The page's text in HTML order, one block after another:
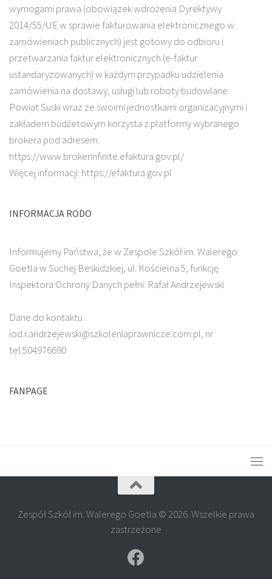
wymogami prawa (obowiązek wdrożenia Dyrektywy
2014/55/UE w sprawie fakturowania elektronicznego w
zamówieniach publicznych) jest gotowy do odbioru i
przetwarzania faktur elektronicznych (e-faktur
ustandaryzowanych) w każdym przypadku udzielenia
zamówienia na dostawy, usługi lub roboty budowlane.
Powiat Suski wraz ze swoimi jednostkami organizacyjnymi i
zakładem budżetowym korzysta z platformy wybranego
brokera pod adresem:
https://www.brokerinfinite.efaktura.gov.pl/
Więcej informacji: https://efaktura.gov.pl
INFORMACJA RODO
Informujemy Państwa, że w Zespole Szkół im. Walerego
Goetla w Suchej Beskidzkiej, ul. Kościelna 5, funkcję
Inspektora Ochrony Danych pełni: Rafał Andrzejewski
Dane do kontaktu :
iod.r.andrzejewski@szkoleniaprawnicze.com.pl, nr
tel:504976690
FANPAGE
Zespół Szkół im. Walerego Goetla © 2026. Wszelkie prawa
zastrzeżone